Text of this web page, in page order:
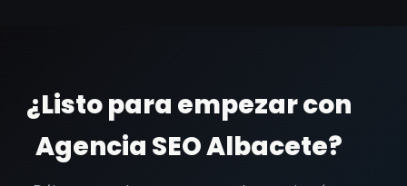
¿Listo para empezar con
Agencia SEO Albacete?